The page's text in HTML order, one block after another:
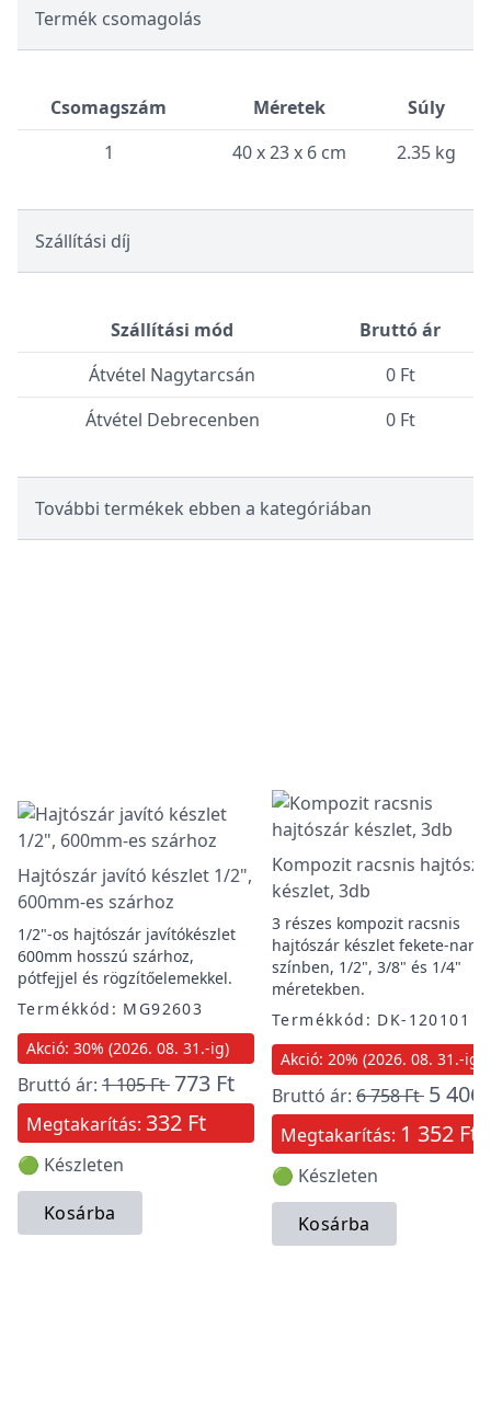
Termék csomagolás
Csomagszám Méretek
Súly
1
40 x 23 x 6 cm 2.35 kg
Szállítási díj
Szállítási mód
Bruttó ár
Átvétel Nagytarcsán
0 Ft
Átvétel Debrecenben
0 Ft
További termékek ebben a kategóriában
Hajtószár javító készlet 1/2",
600mm-es szárhoz
1/2"-os hajtószár javítókészlet
600mm hosszú szárhoz,
pótfejjel és rögzítőelemekkel.
Termékkód: MG92603
Akció: 30% (2026. 08. 31.-ig)
Bruttó ár: 1 105 Ft 773 Ft
Megtakarítás: 332 Ft
🟢 Készleten
Kosárba
Kompozit racsnis
készlet, 3db
3 részes kompozit racsnis
hajtószár készlet fekete-
színben, 1/2", 3/8" és 1/4"
méretekben.
Termékkód: DK-120101
Akció: 20% (2026. 08. 31.-ig)
Bruttó ár: 6 758 Ft 5 406
Megtakarítás: 1 352 Ft
🟢 Készleten
Kosárba